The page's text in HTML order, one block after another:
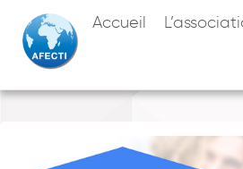
Accueil